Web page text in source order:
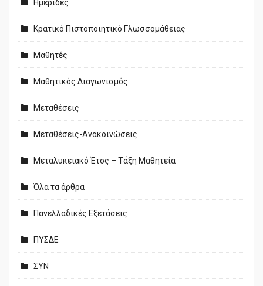
Ημερίδες
Κρατικό Πιστοποιητικό Γλωσσομάθειας
Μαθητές
Μαθητικός Διαγωνισμός
Μεταθέσεις
Μεταθέσεις-Ανακοινώσεις
Μεταλυκειακό Έτος – Τάξη Μαθητεία
Όλα τα άρθρα
Πανελλαδικές Εξετάσεις
ΠΥΣΔΕ
ΣΥΝ